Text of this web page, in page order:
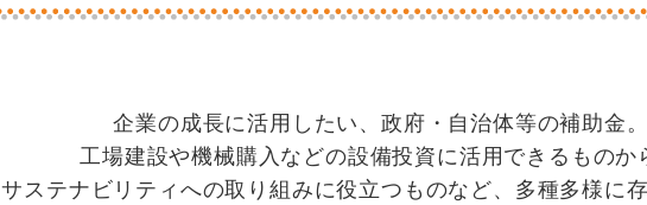
企業の成長に活用したい、政府・自治体等の補助金
工場建設や機械購入などの設備投資に活用できるものか
サステナビリティへの取り組みに役立つものなど、多種多様に